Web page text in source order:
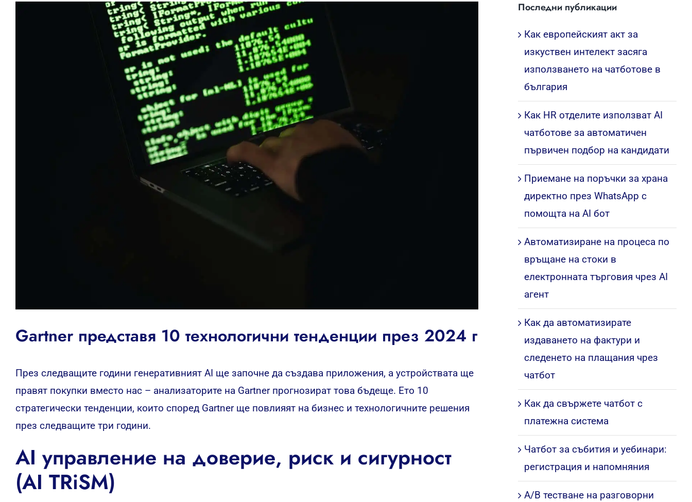
Gartner представя 10 технологични тенденции през 2024 г
През следващите години генеративният AI ще започне да създава приложения, а устройствата ще
правят покупки вместо нас – анализаторите на Gartner прогнозират това бъдеще. Ето 10
стратегически тенденции, които според Gartner ще повлияят на бизнес и технологичните решения
през следващите три години.
AI управление на доверие, риск и сигурност
(AI TRiSM)
Последни публикации
Как европейският акт за
изкуствен интелект засяга
използването на чатботове в
българия
Как HR отделите използват AI
чатботове за автоматичен
първичен подбор на кандидати
Приемане на поръчки за храна
директно през WhatsApp с
помощта на AI бот
Автоматизиране на процеса по
връщане на стоки в
електронната търговия чрез AI
агент
Как да автоматизирате
издаването на фактури и
следенето на плащания чрез
чатбот
Как да свържете чатбот с
платежна система
Чатбот за събития и уебинари:
регистрация и напомняния
A/B тестване на разговорни